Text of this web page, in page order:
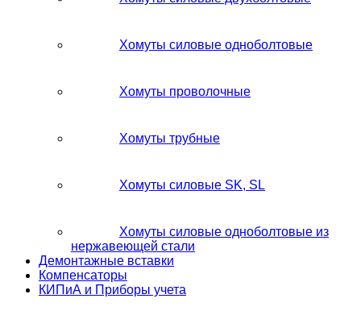
Хомуты силовые одноболтовые
Хомуты проволочные
Хомуты трубные
Хомуты силовые SK, SL
Хомуты силовые одноболтовые из
нержавеющей стали
Демонтажные вставки
Компенсаторы
КИПиА и Приборы учета